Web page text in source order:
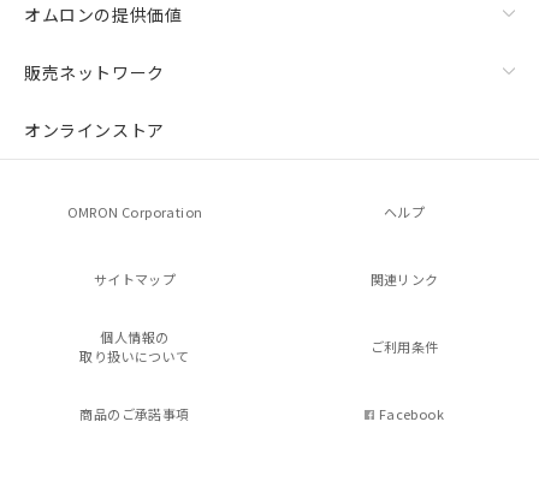
オムロンの提供価値
販売ネットワーク
オンラインストア
OMRON Corporation ヘルプ
サイトマップ 関連リンク
個人情報の
取り扱いについて
ご利用条件
商品のご承諾事項 Facebook